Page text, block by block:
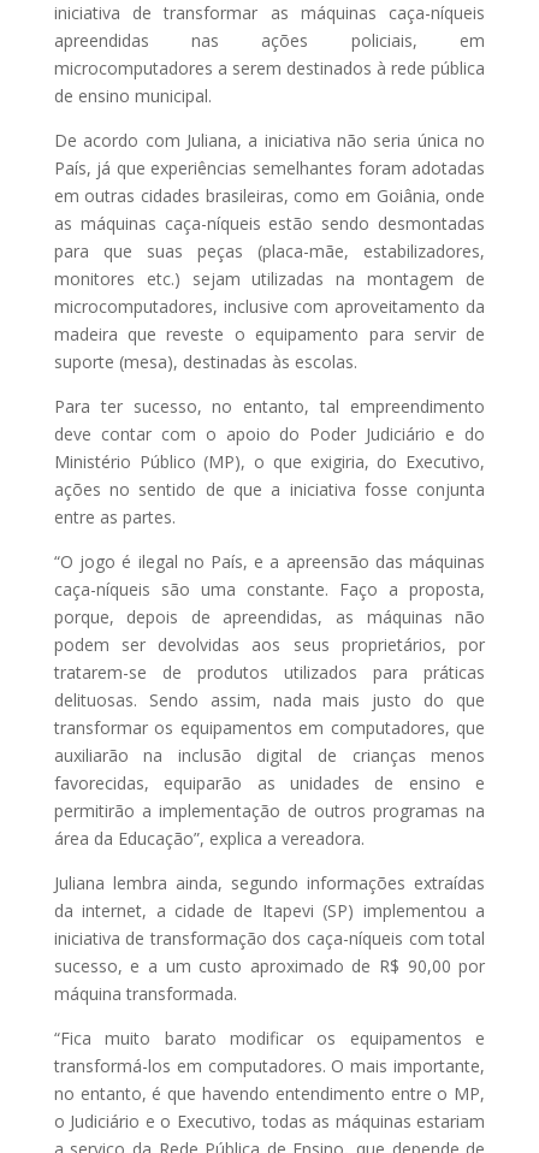
iniciativa de transformar as máquinas caça-níqueis
apreendidas nas ações policiais, em
microcomputadores a serem destinados à rede pública
de ensino municipal.
De acordo com Juliana, a iniciativa não seria única no
País, já que experiências semelhantes foram adotadas
em outras cidades brasileiras, como em Goiânia, onde
as máquinas caça-níqueis estão sendo desmontadas
para que suas peças (placa-mãe, estabilizadores,
monitores etc.) sejam utilizadas na montagem de
microcomputadores, inclusive com aproveitamento da
madeira que reveste o equipamento para servir de
suporte (mesa), destinadas às escolas.
Para ter sucesso, no entanto, tal empreendimento
deve contar com o apoio do Poder Judiciário e do
Ministério Público (MP), o que exigiria, do Executivo,
ações no sentido de que a iniciativa fosse conjunta
entre as partes.
“O jogo é ilegal no País, e a apreensão das máquinas
caça-níqueis são uma constante. Faço a proposta,
porque, depois de apreendidas, as máquinas não
podem ser devolvidas aos seus proprietários, por
tratarem-se de produtos utilizados para práticas
delituosas. Sendo assim, nada mais justo do que
transformar os equipamentos em computadores, que
auxiliarão na inclusão digital de crianças menos
favorecidas, equiparão as unidades de ensino e
permitirão a implementação de outros programas na
área da Educação”, explica a vereadora.
Juliana lembra ainda, segundo informações extraídas
da internet, a cidade de Itapevi (SP) implementou a
iniciativa de transformação dos caça-níqueis com total
sucesso, e a um custo aproximado de R$ 90,00 por
máquina transformada.
“Fica muito barato modificar os equipamentos e
transformá-los em computadores. O mais importante,
no entanto, é que havendo entendimento entre o MP,
o Judiciário e o Executivo, todas as máquinas estariam